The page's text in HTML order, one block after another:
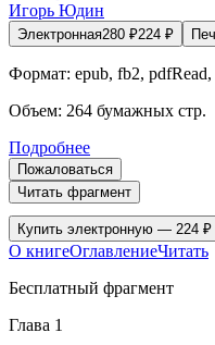
Игорь Юдин
Электронная280 ₽224 ₽
Формат: epub, fb2,
Объем: 264 бумажных стр.
Подробнее
Пожаловаться
Читать фрагмент
Купить электронную — 224 ₽
О книгеОглавлениеЧитать
Бесплатный фрагмент
Глава 1